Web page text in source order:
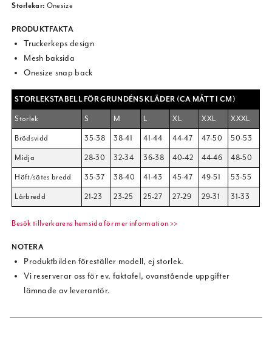
Storlekar: Onesize
PRODUKTFAKTA
Truckerkeps design
Mesh baksida
Onesize snap back
STORLEKSTABELL FÖR GRUNDÉNS KLÄDER (CA MÅTT I CM)
Storlek
S M L XL XXL
XXXL
Brödsvidd
35-38 38-41 41-44 44-47 47-50
50-53
Midja
28-30 32-34 36-38 40-42 44-46
48-50
Höft/sätes bredd
35-37 38-40 41-43 45-47 49-51
53-55
Lårbredd
21-23 23-25 25-27 27-29 29-31 31-33
Besök tillverkarens hemsida för mer information >>
NOTERA
Produktbilden föreställer modell, ej storlek.
Vi reserverar oss för ev. faktafel, ovanstående uppgifter
lämnade av leverantör.